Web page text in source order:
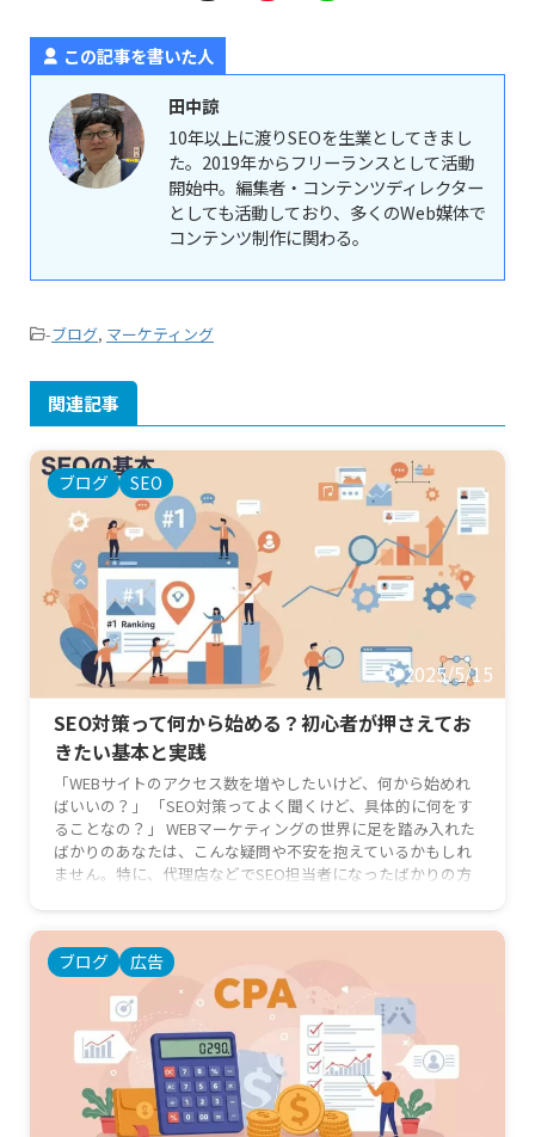
この記事を書いた人
田中諒
10年以上に渡りSEOを生業としてきまし
た。2019年からフリーランスとして活動
開始中。編集者・コンテンツディレクター
としても活動しており、多くのWeb媒体で
コンテンツ制作に関わる。
-ブログ, マーケティング
関連記事
ブログ SEO
2025/5/15
SEO対策って何から始める？初心者が押さえてお
きたい基本と実践
「WEBサイトのアクセス数を増やしたいけど、何から始めれ
ばいいの？」 「SEO対策ってよく聞くけど、具体的に何をす
ることなの？」 WEBマーケティングの世界に足を踏み入れた
ばかりのあなたは、こんな疑問や不安を抱えているかもしれ
ません。特に、代理店などでSEO担当者になったばかりの方
れません。 しかし、ご安心ください！この記事では、SEO対
策の基本から、初心者の方がすぐに実践できる具体的なステ
ブログ 広告